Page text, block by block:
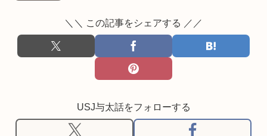
＼＼ この記事をシェアする ／／
USJ与太話をフォローする